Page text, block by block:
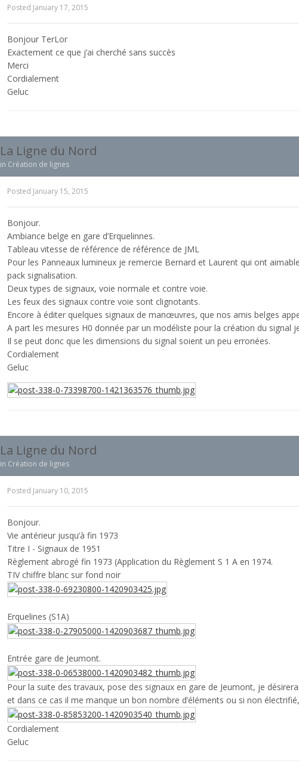
Posted January 17, 2015
Bonjour TerLor
Exactement ce que j’ai cherché sans succès
Merci
Cordialement
Geluc
La Ligne du Nord
in Création de lignes
Posted January 15, 2015
Bonjour.
Ambiance belge en gare d’Erquelinnes.
Tableau vitesse de référence de référence de JML
Pour les Panneaux lumineux je remercie Bernard et Laurent qui ont
pack signalisation.
Deux types de signaux, voie normale et contre voie.
Les feux des signaux contre voie sont clignotants.
Encore à éditer quelques signaux de manœuvres, que nos amis belges
A part les mesures H0 donnée par un modéliste pour la création du signal
Il se peut donc que les dimensions du signal soient un peu erronées.
Cordialement
Geluc
La Ligne du Nord
in Création de lignes
Posted January 10, 2015
Bonjour.
Vie antérieur jusqu’à fin 1973
Titre I - Signaux de 1951
Règlement abrogé fin 1973 (Application du Règlement S 1 A en 1974.
TIV chiffre blanc sur fond noir
Erquelines (S1A)
Entrée gare de Jeumont.
Pour la suite des travaux, pose des signaux en gare de Jeumont, je
et dans ce cas il me manque un bon nombre d’éléments ou si non
Cordialement
Geluc